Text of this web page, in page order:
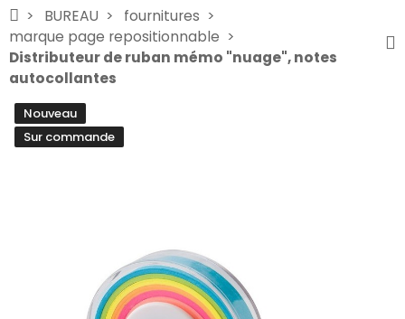
BUREAU
fournitures
marque page repositionnable
Distributeur de ruban mémo "nuage", notes
autocollantes
Nouveau
Sur commande